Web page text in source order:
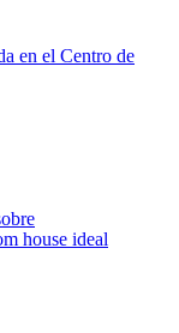
en el Centro de
house ideal